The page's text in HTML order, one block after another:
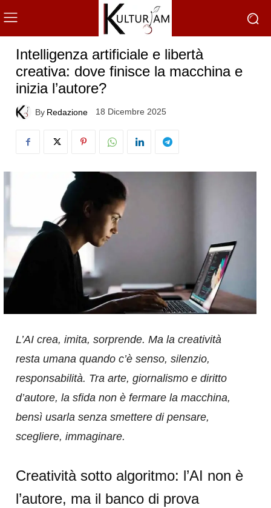
Intelligenza artificiale e libertà
creativa: dove finisce la macchina e
inizia l’autore?
By Redazione 18 Dicembre 2025
L’AI crea, imita, sorprende. Ma la creatività
resta umana quando c’è senso, silenzio,
responsabilità. Tra arte, giornalismo e diritto
d’autore, la sfida non è fermare la macchina,
bensì usarla senza smettere di pensare,
scegliere, immaginare.
Creatività sotto algoritmo: l’AI non è
l’autore, ma il banco di prova